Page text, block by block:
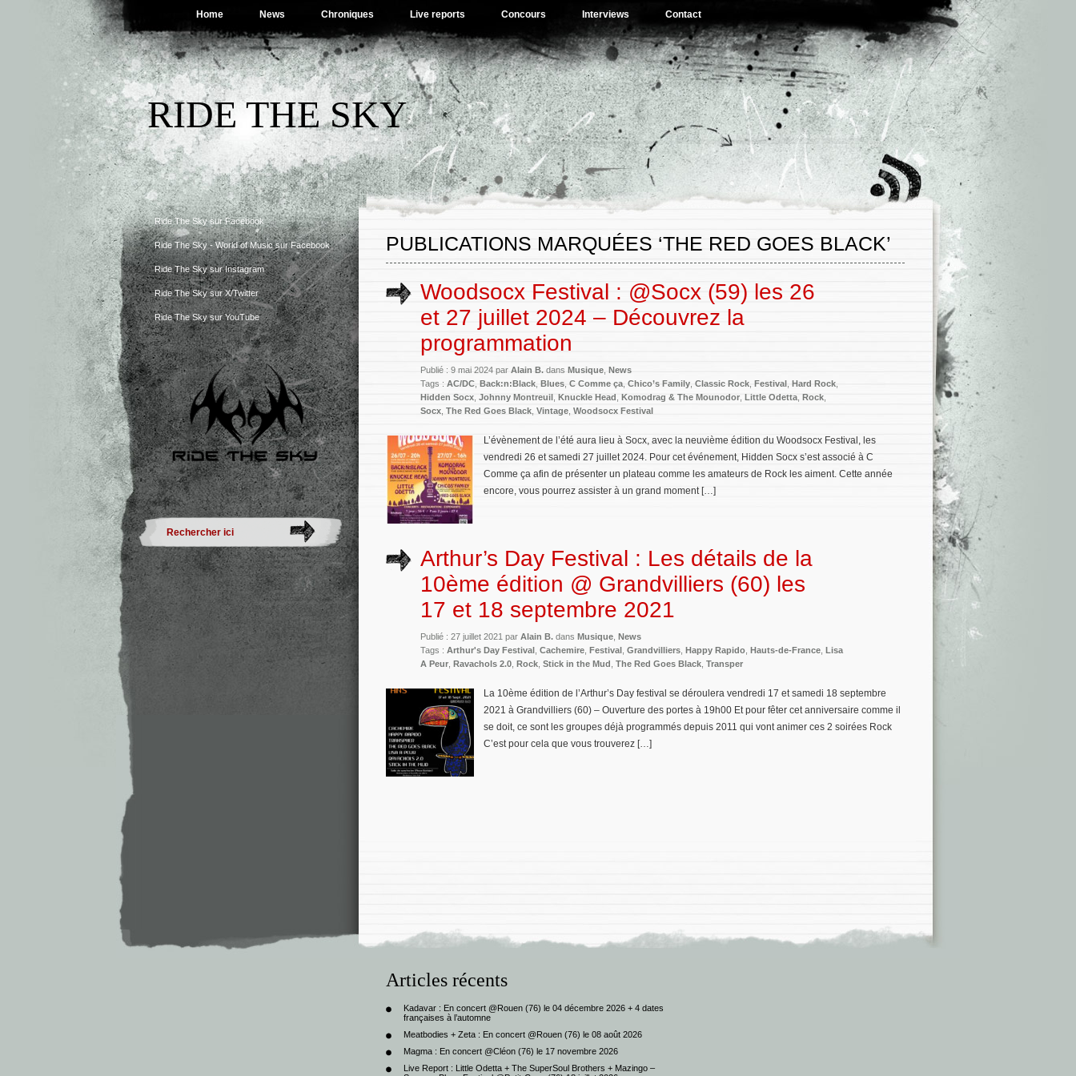
Home News Chroniques Live reports Concours Interviews Contact
RIDE THE SKY
Ride The Sky sur Facebook
Ride The Sky - World of Music sur Facebook
Ride The Sky sur Instagram
Ride The Sky sur X/Twitter
Ride The Sky sur YouTube
PUBLICATIONS MARQUÉES ‘THE RED GOES BLACK’
Woodsocx Festival : @Socx (59) les 26
et 27 juillet 2024 – Découvrez la
programmation
Publié : 9 mai 2024 par Alain B. dans Musique News
Tags : AC/DC Back:n:Black Blues C Comme ça Chico’s Family Classic Rock Festival Hard Rock
Hidden Socx Johnny Montreuil Knuckle Head Komodrag & The Mounodor Little Odetta Rock
Socx The Red Goes Black Vintage Woodsocx Festival
L’évènement de l’été aura lieu à Socx, avec la neuvième édition du Woodsocx Festival, les
vendredi 26 et samedi 27 juillet 2024. Pour cet événement, Hidden Socx s’est associé à C
Comme ça afin de présenter un plateau comme les amateurs de Rock les aiment. Cette année
encore, vous pourrez assister à un grand moment […]
Arthur’s Day Festival : Les détails de la
10ème édition @ Grandvilliers (60) les
17 et 18 septembre 2021
Publié : 27 juillet 2021 par Alain B. dans Musique News
Tags : Arthur's Day Festival Cachemire Festival Grandvilliers Happy Rapido Hauts-de-France Lisa
A Peur Ravachols 2.0 Rock Stick in the Mud The Red Goes Black Transper
La 10ème édition de l’Arthur’s Day festival se déroulera vendredi 17 et samedi 18 septembre
2021 à Grandvilliers (60) – Ouverture des portes à 19h00 Et pour fêter cet anniversaire comme il
se doit, ce sont les groupes déjà programmés depuis 2011 qui vont animer ces 2 soirées Rock
C’est pour cela que vous trouverez […]
Articles récents
Kadavar : En concert @Rouen (76) le 04 décembre 2026 + 4 dates
françaises à l’automne
Meatbodies + Zeta : En concert @Rouen (76) le 08 août 2026
Magma : En concert @Cléon (76) le 17 novembre 2026
Live Report : Little Odetta + The SuperSoul Brothers + Mazingo –